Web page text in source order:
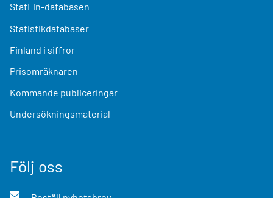
StatFin-databasen
Statistikdatabaser
Finland i siffror
Prisomräknaren
Kommande publiceringar
Undersökningsmaterial
Följ oss